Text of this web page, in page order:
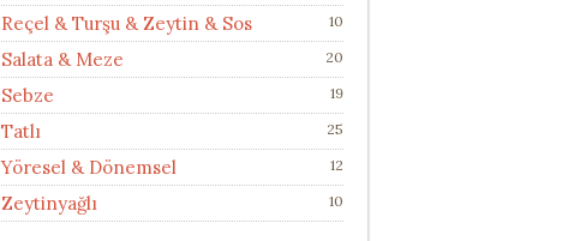
Reçel & Turşu & Zeytin & Sos 10
Salata & Meze 20
Sebze 19
Tatlı 25
Yöresel & Dönemsel 12
Zeytinyağlı 10